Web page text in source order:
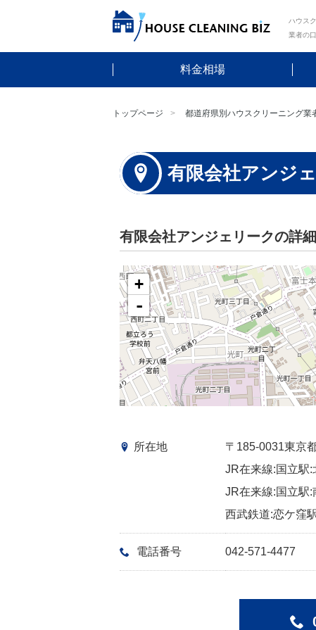
ハウス
業者の
料金相場
トップページ 都道府県別ハウスクリーニング業
有限会社アンジ
有限会社アンジェリークの詳
+
-
所在地
〒185-0031東京
JR在来線:国立駅:
JR在来線:国立駅:
西武鉄道:恋ケ窪
電話番号 042-571-4477